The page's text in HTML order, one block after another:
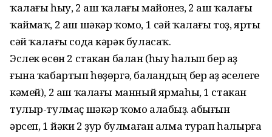
ҡалағы һыу, 2 аш ҡалағы майонез, 2 аш ҡалағы
ҡаймаҡ, 2 аш шәкәр ҡомо, 1 сәй ҡалағы тоҙ, ярты
сәй ҡалағы сода кәрәк буласаҡ.
Эслек өсөн 2 стакан балан (һыу һалып бер аҙ
ғына ҡабартып һөҙөргә, баландың бер аҙ әселеге
кәмей), 2 аш ҡалағы манный ярмаһы, 1 стакан
тулыр-тулмаҫ шәкәр ҡомо алабыҙ. Ҡабығын
әрсеп, 1 йәки 2 ҙур булмаған алма турап һалырға